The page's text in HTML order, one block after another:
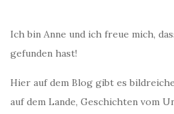
Ich bin Anne und ich freue mich,
gefunden hast!
Hier auf dem Blog gibt es
auf dem Lande, Geschichten vom